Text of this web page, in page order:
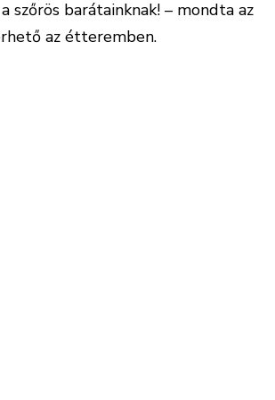
barátainknak! – mondta az
az étteremben.